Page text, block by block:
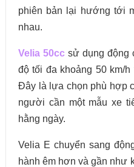
phiên bản lại hướng tới
nhau.
Velia 50cc sử dụng động
độ tối đa khoảng 50 km/
Đây là lựa chọn phù hợp
người cần một mẫu xe
hằng ngày.
Velia E chuyển sang
hành êm hơn và gần như